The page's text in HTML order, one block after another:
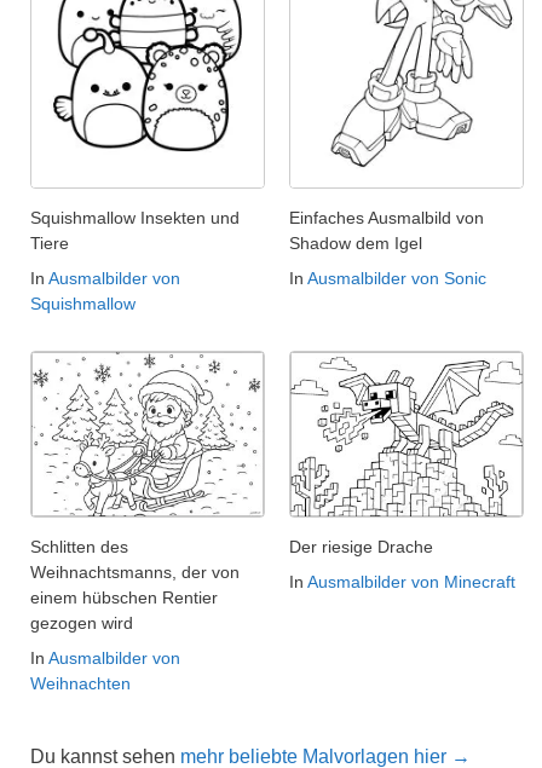
Squishmallow Insekten und
Tiere
In Ausmalbilder von
Squishmallow
Einfaches Ausmalbild von
Shadow dem Igel
In Ausmalbilder von Sonic
Schlitten des
Weihnachtsmanns, der von
einem hübschen Rentier
gezogen wird
In Ausmalbilder von
Weihnachten
Der riesige Drache
In Ausmalbilder von Minecraft
Du kannst sehen mehr beliebte Malvorlagen hier →